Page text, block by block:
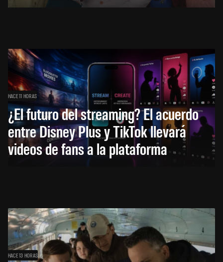
HACE 11 HORAS
¿El futuro del streaming? El acuerdo
entre Disney Plus y TikTok llevará
videos de fans a la plataforma
HACE 13 HORAS